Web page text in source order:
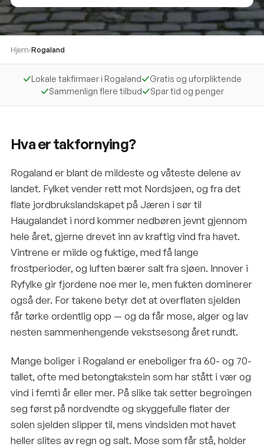
Hjem›Rogaland
Lokale takfirmaer i Rogaland
Gratis og uforpliktende
Sammenlign flere tilbud
Spar tid og penger
Hva er takfornying?
Rogaland er blant de mildeste og våteste delene av
landet. Fylket vender rett mot Nordsjøen, og fra det
flate jordbrukslandskapet på Jæren i sør til
Haugalandet i nord kommer nedbøren jevnt gjennom
hele året, gjerne drevet inn av kraftig vind fra havet.
Vintrene er milde og fuktige, med få lange
frostperioder, og luften bærer salt fra sjøen. Innover i
Ryfylke gir fjordene noe mer le, men fukten dominerer
også der. For takene betyr det at overflaten sjelden
får tørke ordentlig opp — og da får mose, alger og lav
nesten sammenhengende vekstsesong året rundt.
Mange boliger i Rogaland er eneboliger fra 60- og 70-
tallet, ofte med betongtakstein som har stått i vær og
vind i femti år eller mer. På slike tak setter begroingen
seg først på nordvendte og skyggefulle flater der
solen sjelden slipper til, mens vindsiden mot havet
heller slites av regn og salt. Mose som får stå, holder